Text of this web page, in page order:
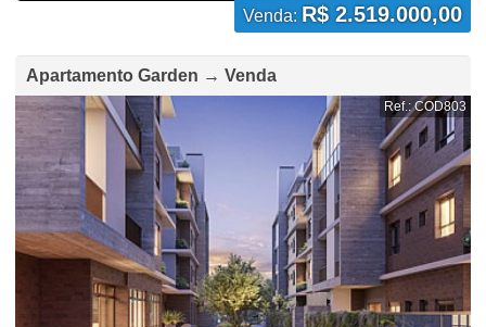
Venda: R$ 2.519.000,00
Apartamento Garden → Venda
Ref.: COD803